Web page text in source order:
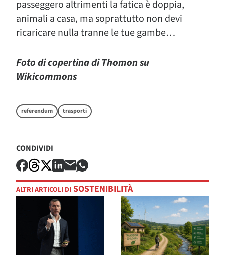
passeggero altrimenti la fatica è doppia,
animali a casa, ma soprattutto non devi
ricaricare nulla tranne le tue gambe…
Foto di copertina di Thomon su
Wikicommons
referendum trasporti
CONDIVIDI
ALTRI ARTICOLI DI SOSTENIBILITÀ